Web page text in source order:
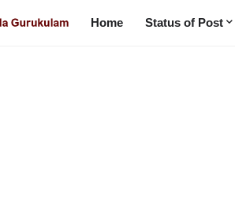
Home Status of Post